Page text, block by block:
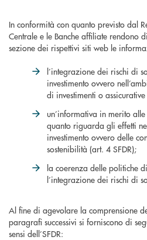
In conformità con quanto previsto dal
Centrale e le Banche affiliate rendono
sezione dei rispettivi siti web le
l’integrazione dei rischi di
investimento ovvero
di investimenti o
un’informativa in merito
quanto riguarda gli effetti
investimento ovvero delle
sostenibilità (art. 4 SFDR);
la coerenza delle politiche
l’integrazione dei rischi di
Al fine di agevolare la comprensione
paragrafi successivi si forniscono di
sensi dell’SFDR: